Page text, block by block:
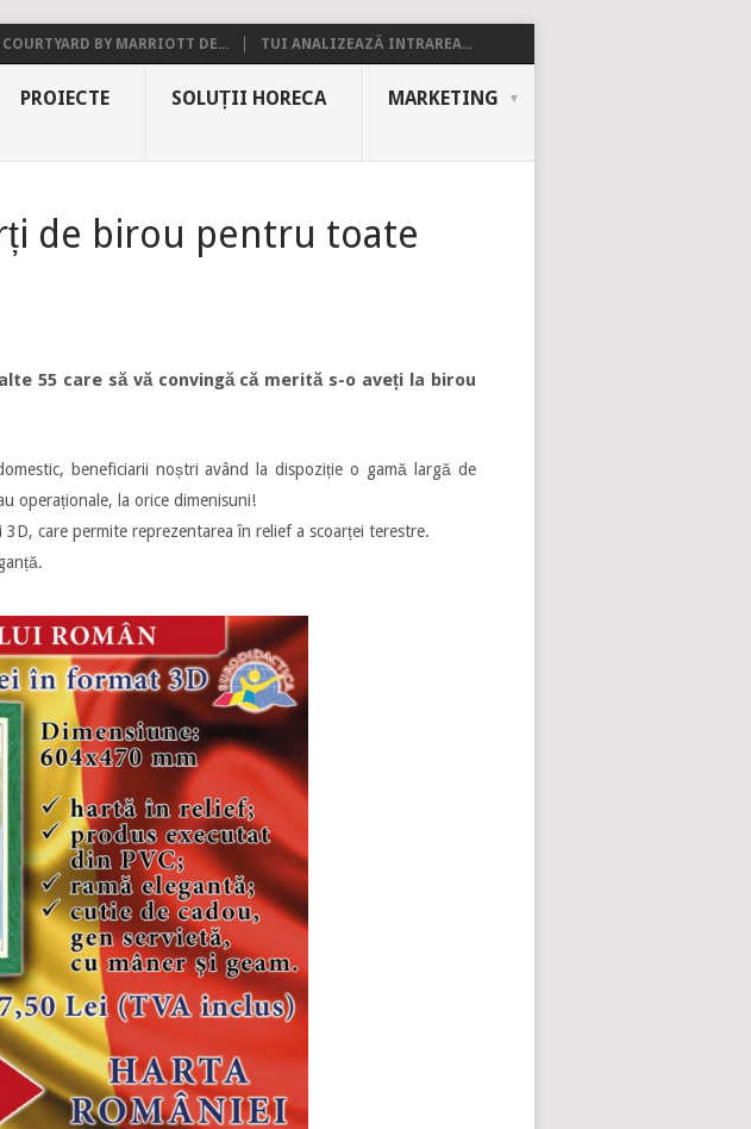
COURTYARD BY MARRIOTT DE... TUI ANALIZEAZĂ INTRAREA...
PROIECTE SOLUȚII HORECA MARKETING
de birou pentru toate
55 care să vă convingă că merită s-o aveți la birou
beneficiarii noștri având la dispoziție o gamă largă de
operaționale, la orice dimenisuni!
care permite reprezentarea în relief a scoarței terestre.